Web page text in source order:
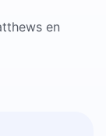
en